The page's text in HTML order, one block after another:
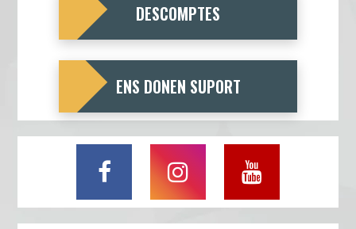
DESCOMPTES
ENS DONEN SUPORT